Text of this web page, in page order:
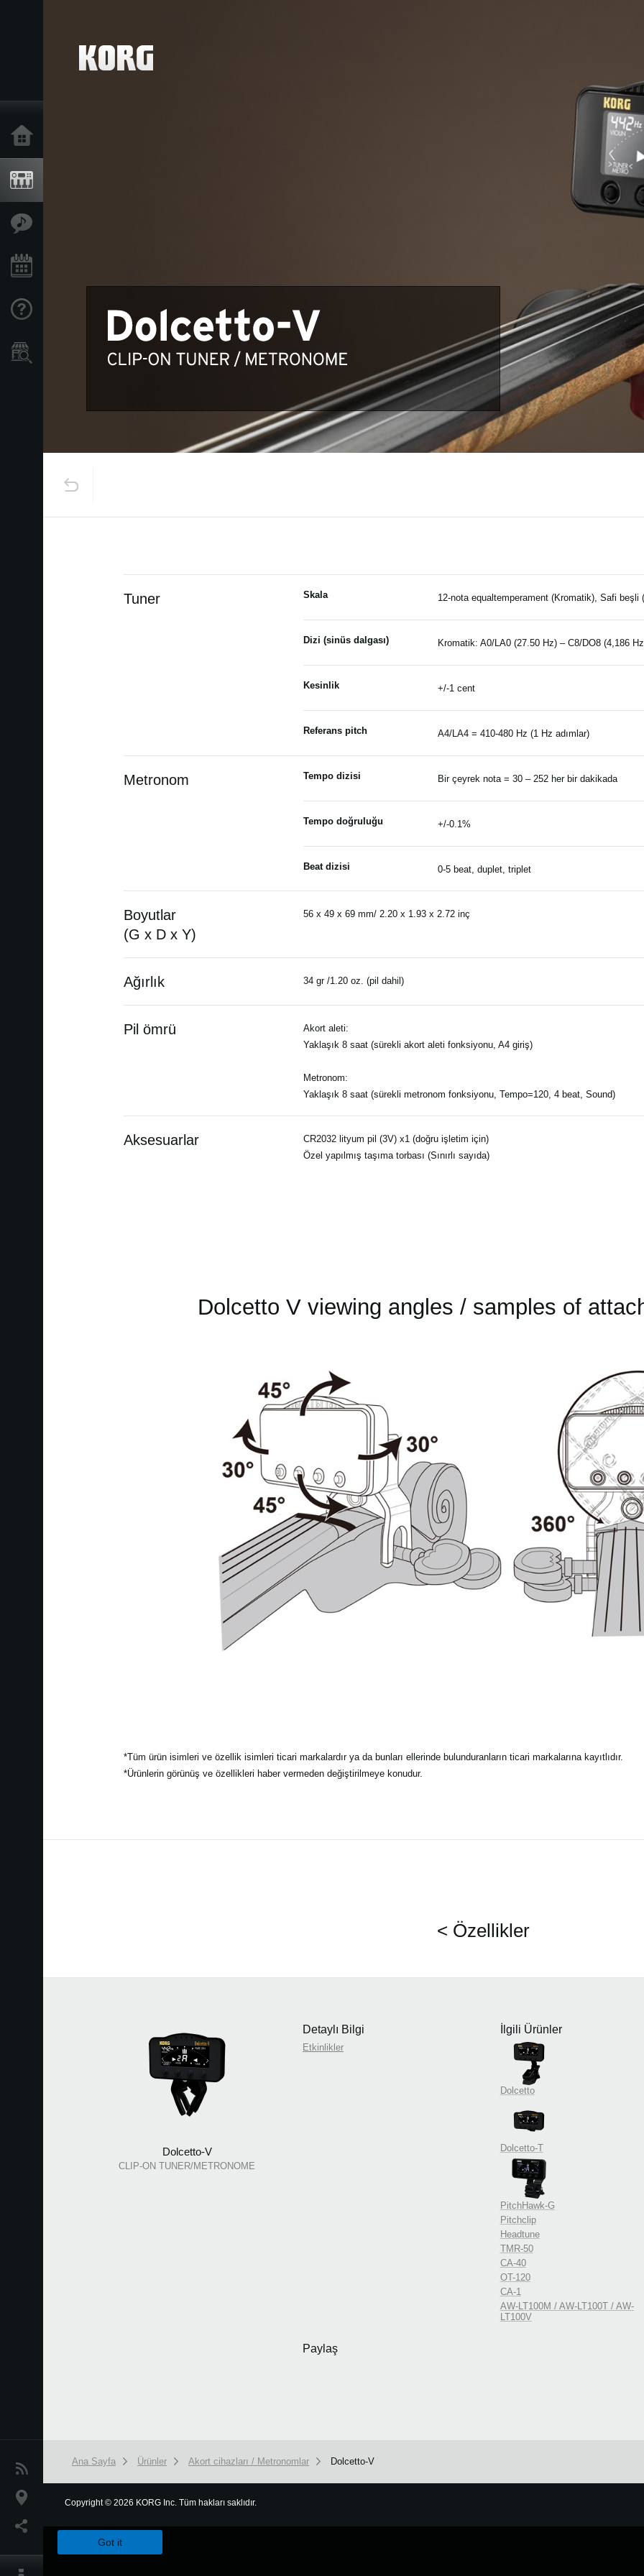
Mağaza Bulucu
Haberler
Konum
Tuner Skala 12-nota equaltemperament (Kromatik), Safi beşli
Dizi (sinüs dalgası) Kromatik: A0/LA0 (27.50 Hz) – C8/DO8 (4,186
Kesinlik +/-1 cent
Referans pitch A4/LA4 = 410-480 Hz (1 Hz adımlar)
Metronom Tempo dizisi Bir çeyrek nota = 30 – 252 her bir dakikada
Tempo doğruluğu +/-0.1%
Beat dizisi 0-5 beat, duplet, triplet
Boyutlar
(G x D x Y)
56 x 49 x 69 mm/ 2.20 x 1.93 x 2.72 inç
Ağırlık 34 gr /1.20 oz. (pil dahil)
Pil ömrü
Akort aleti:
Yaklaşık 8 saat (sürekli akort aleti fonksiyonu, A4 giriş)
Metronom:
Yaklaşık 8 saat (sürekli metronom fonksiyonu, Tempo=120, 4 beat, Sound)
Aksesuarlar
CR2032 lityum pil (3V) x1 (doğru işletim için)
Özel yapılmış taşıma torbası (Sınırlı sayıda)
Dolcetto V viewing angles / samples of
*Tüm ürün isimleri ve özellik isimleri ticari markalardır ya da bunları ellerinde bulunduranların ticari markalarına kayıtlıdır.
*Ürünlerin görünüş ve özellikleri haber vermeden değiştirilmeye konudur.
< Özellikler
Dolcetto-V
CLIP-ON TUNER/METRONOME
Detaylı Bilgi
Etkinlikler
İlgili Ürünler
Dolcetto
Dolcetto-T
PitchHawk-G
Pitchclip
Headtune
TMR-50
CA-40
OT-120
CA-1
AW-LT100M / AW-LT100T / AW-
LT100V
Paylaş
Ana Sayfa Ürünler Akort cihazları / Metronomlar Dolcetto-V
Copyright© 2026 KORG Inc. Tüm hakları saklıdır.
Got it